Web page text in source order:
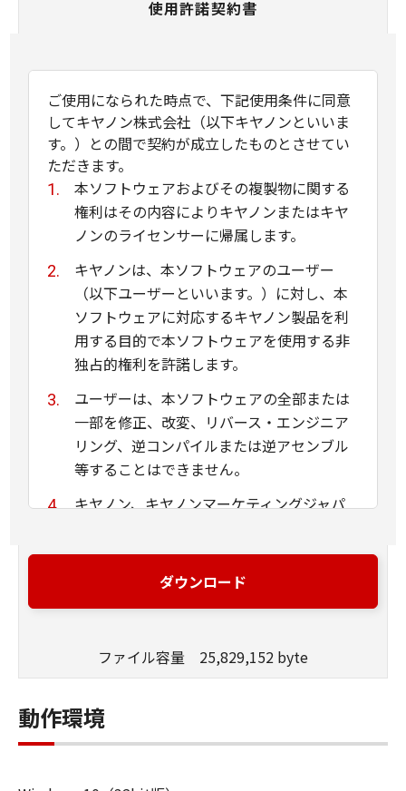
使用許諾契約書
ご使用になられた時点で、下記使用条件に同意
してキヤノン株式会社（以下キヤノンといいま
す。）との間で契約が成立したものとさせてい
ただきます。
本ソフトウェアおよびその複製物に関する
権利はその内容によりキヤノンまたはキヤ
ノンのライセンサーに帰属します。
キヤノンは、本ソフトウェアのユーザー
（以下ユーザーといいます。）に対し、本
ソフトウェアに対応するキヤノン製品を利
用する目的で本ソフトウェアを使用する非
独占的権利を許諾します。
ユーザーは、本ソフトウェアの全部または
一部を修正、改変、リバース・エンジニア
リング、逆コンパイルまたは逆アセンブル
等することはできません。
キヤノン、キヤノンマーケティングジャパ
は、本ソフトウェアがユーザーの特定の目
的のために適当であること、もしくは有用
ていかなる保証もいたしません。
キヤノン、キヤノンマーケティングジャパ
ン株式会社およびキヤノンのライセンサー
は、本ソフトウェアの使用に付随または関
連して生ずる直接的または間接的な損失、
ダウンロード
ファイル容量 25,829,152 byte
動作環境